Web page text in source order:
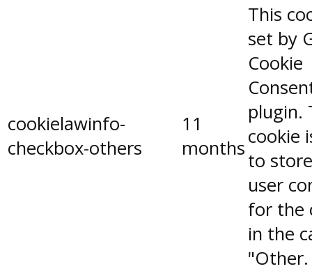
cookielawinfo-
checkbox-others
11
months
This
set by
Cookie
plugin.
cookie
to
user
for the
in the
"Other.